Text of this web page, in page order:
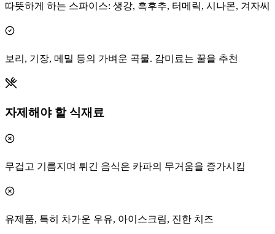
따뜻하게 하는 스파이스: 생강, 흑후추, 터메릭, 시나몬, 겨자씨
보리, 기장, 메밀 등의 가벼운 곡물. 감미료는 꿀을 추천
자제해야 할 식재료
무겁고 기름지며 튀긴 음식은 카파의 무거움을 증가시킴
유제품, 특히 차가운 우유, 아이스크림, 진한 치즈